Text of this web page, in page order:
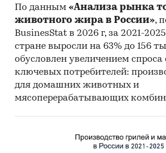
По данным «Анализа рынка
животного жира в России»,
BusinesStat в 2026 г, за 2021-
стране выросли на 63% до 156
обусловлен увеличением спроса
ключевых потребителей:
для домашних животных и
мясоперерабатывающих